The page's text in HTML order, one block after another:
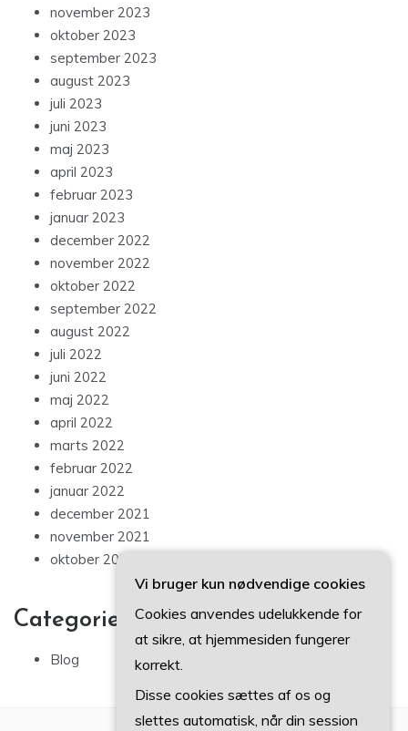
november 2023
oktober 2023
september 2023
august 2023
juli 2023
juni 2023
maj 2023
april 2023
februar 2023
januar 2023
december 2022
november 2022
oktober 2022
september 2022
august 2022
juli 2022
juni 2022
maj 2022
april 2022
marts 2022
februar 2022
januar 2022
december 2021
november 2021
oktober 2021
Categories
Blog
Vi bruger kun nødvendige cookies
Cookies anvendes udelukkende for
at sikre, at hjemmesiden fungerer
korrekt.
Disse cookies sættes af os og
slettes automatisk, når din session